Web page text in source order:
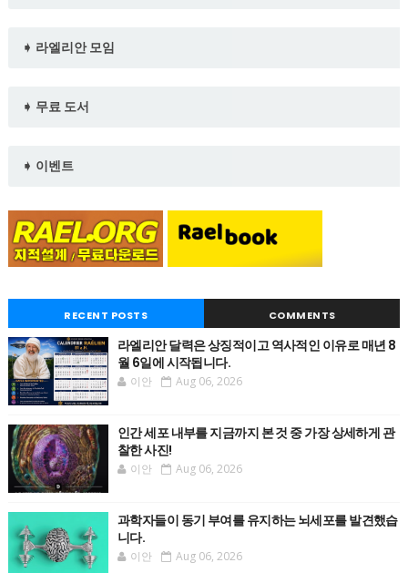
➧ 라엘리안 모임
➧ 무료 도서
➧ 이벤트
RECENT POSTS COMMENTS
라엘리안 달력은 상징적이고 역사적인 이유로 매년 8
월 6일에 시작됩니다.
이안 Aug 06, 2026
인간 세포 내부를 지금까지 본 것 중 가장 상세하게 관
찰한 사진!
이안 Aug 06, 2026
과학자들이 동기 부여를 유지하는 뇌세포를 발견했습
니다.
이안 Aug 06, 2026